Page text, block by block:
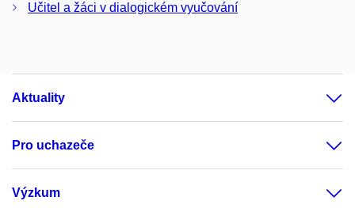
Učitel a žáci v dialogickém vyučování
Aktuality
Pro uchazeče
Výzkum